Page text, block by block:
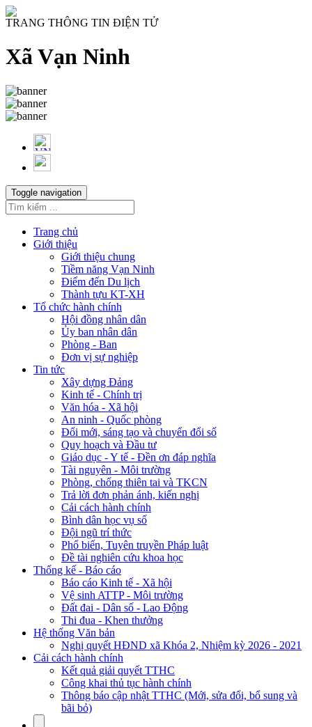
TRANG THÔNG TIN ĐIỆN TỬ
Xã Vạn Ninh
Toggle navigation
Trang chủ
Giới thiệu
Giới thiệu chung
Tiềm năng Vạn Ninh
Điểm đến Du lịch
Thành tựu KT-XH
Tổ chức hành chính
Hội đồng nhân dân
Ủy ban nhân dân
Phòng - Ban
Đơn vị sự nghiệp
Tin tức
Xây dựng Đảng
Kinh tế - Chính trị
Văn hóa - Xã hội
An ninh - Quốc phòng
Đổi mới, sáng tạo và chuyển đổi số
Quy hoạch và Đầu tư
Giáo dục - Y tế - Đền ơn đáp nghĩa
Tài nguyên - Môi trường
Phòng, chống thiên tai và TKCN
Trả lời đơn phản ánh, kiến nghị
Cải cách hành chính
Bình dân học vụ số
Đội ngũ trí thức
Phổ biến, Tuyên truyền Pháp luật
Đề tài nghiên cứu khoa học
Thống kế - Báo cáo
Báo cáo Kinh tế - Xã hội
Vệ sinh ATTP - Môi trường
Đất đai - Dân số - Lao Động
Thi đua - Khen thưởng
Hệ thống Văn bản
Nghị quyết HĐND xã Khóa 2, Nhiệm kỳ 2026 - 2021
Cải cách hành chính
Kết quả giải quyết TTHC
Công khai thủ tục hành chính
Thông báo cập nhật TTHC (Mới, sửa đổi, bổ sung và
bãi bỏ)